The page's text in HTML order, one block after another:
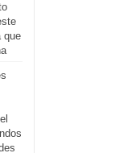
que